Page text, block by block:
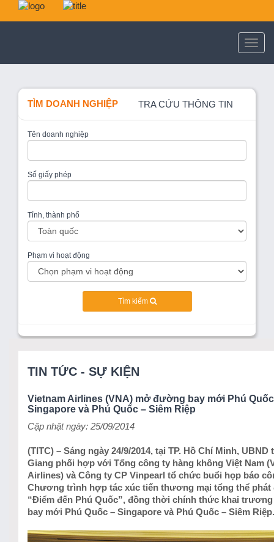
TÌM DOANH NGHIỆP TRA CỨU THÔNG TIN
Tên doanh nghiệp
Số giấy phép
Tỉnh, thành phố
Phạm vi hoạt động
Tìm kiếm
TIN TỨC - SỰ KIỆN
Vietnam Airlines (VNA) mở đường bay mới Phú
Singapore và Phú Quốc – Siêm Riệp
Cập nhật ngày: 25/09/2014
(TITC) – Sáng ngày 24/9/2014, tại TP. Hồ Chí Minh, UBND
Giang phối hợp với Tổng công ty hàng không Việt Nam
Airlines) và Công ty CP Vinpearl tổ chức buổi họp báo
Chương trình hợp tác xúc tiến thương mại tổng thể phát
“Điểm đến Phú Quốc”, đồng thời chính thức khai
bay mới Phú Quốc – Singapore và Phú Quốc – Siêm Riệp.